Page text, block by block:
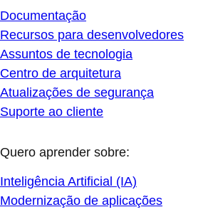
Documentação
Recursos para desenvolvedores
Assuntos de tecnologia
Centro de arquitetura
Atualizações de segurança
Suporte ao cliente
Quero aprender sobre:
Inteligência Artificial (IA)
Modernização de aplicações